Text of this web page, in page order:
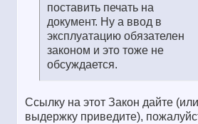
поставить печать на
документ. Ну а ввод в
эксплуатацию обязателен
законом и это тоже не
обсуждается.
Ссылку на этот Закон дайте (или
выдержку приведите),